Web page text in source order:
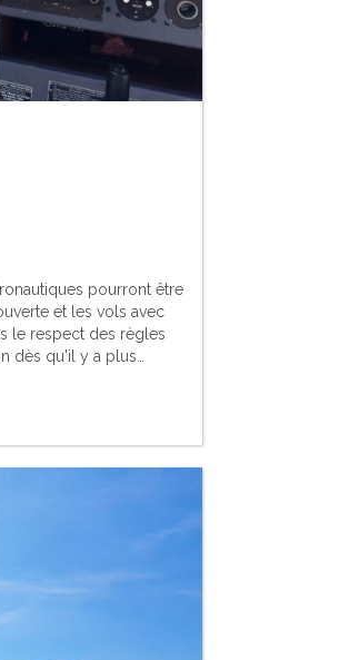
pourront être
et les vols avec
le respect des règles
dès qu'il y a plus…